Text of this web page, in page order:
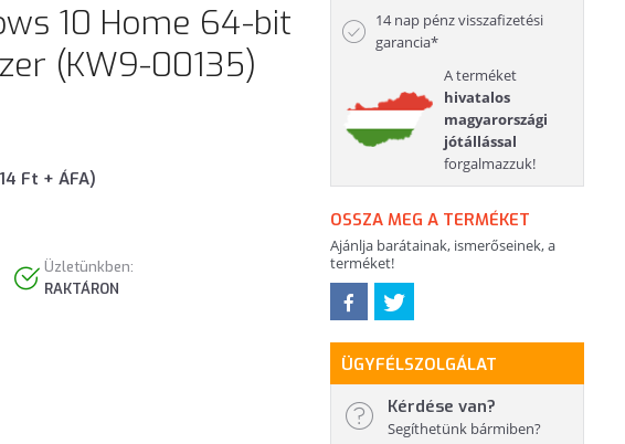
10 Home 64-bit
(KW9-00135)
Ft + ÁFA)
Üzletünkben:
RAKTÁRON
14 nap pénz visszafizetési
garancia*
A terméket
hivatalos
magyarországi
jótállással
forgalmazzuk!
OSSZA MEG A TERMÉKET
Ajánlja barátainak, ismerőseinek, a
terméket!
ÜGYFÉLSZOLGÁLAT
Kérdése van?
Segíthetünk bármiben?